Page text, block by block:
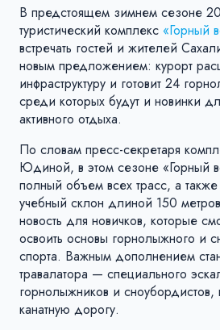
В предстоящем зимнем сезоне
туристический комплекс «Горный
встречать гостей и жителей
новым предложением: курорт
инфраструктуру и готовит 24
среди которых будут и новинки
активного отдыха.
По словам пресс-секретаря
Юдиной, в этом сезоне «Горный
полный объем всех трасс, а
учебный склон длиной 150
новость для новичков, которые
освоить основы горнолыжного и
спорта. Важным дополнением
травалатора — специального
горнолыжников и сноубордистов,
канатную дорогу.